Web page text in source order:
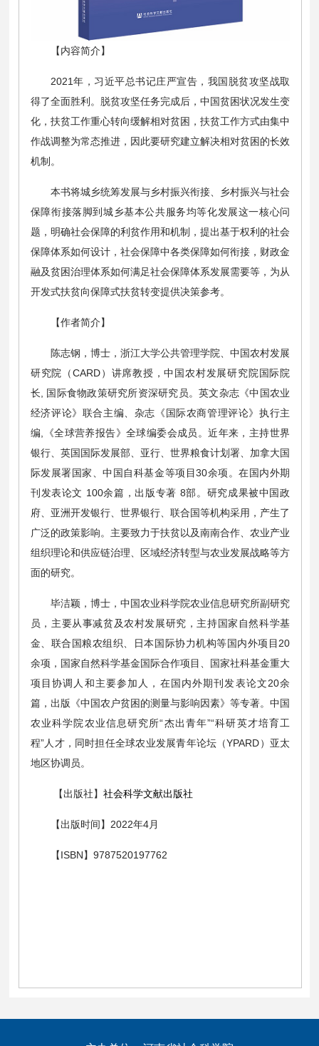
【内容简介】
2021年，习近平总书记庄严宣告，我国脱贫攻坚战取
得了全面胜利。脱贫攻坚任务完成后，中国贫困状况发生变
化，扶贫工作重心转向缓解相对贫困，扶贫工作方式由集中
作战调整为常态推进，因此要研究建立解决相对贫困的长效
机制。
本书将城乡统筹发展与乡村振兴衔接、乡村振兴与社会
保障衔接落脚到城乡基本公共服务均等化发展这一核心问
题，明确社会保障的利贫作用和机制，提出基于权利的社会
保障体系如何设计，社会保障中各类保障如何衔接，财政金
融及贫困治理体系如何满足社会保障体系发展需要等，为从
开发式扶贫向保障式扶贫转变提供决策参考。
【作者简介】
陈志钢，博士，浙江大学公共管理学院、中国农村发展
研究院（CARD）讲席教授，中国农村发展研究院国际院
长, 国际食物政策研究所资深研究员。英文杂志《中国农业
经济评论》联合主编、杂志《国际农商管理评论》执行主
编,《全球营养报告》全球编委会成员。近年来，主持世界
银行、英国国际发展部、亚行、世界粮食计划署、加拿大国
际发展署国家、中国自科基金等项目30余项。在国内外期
刊发表论文 100余篇，出版专著 8部。研究成果被中国政
府、亚洲开发银行、世界银行、联合国等机构采用，产生了
广泛的政策影响。主要致力于扶贫以及南南合作、农业产业
组织理论和供应链治理、区域经济转型与农业发展战略等方
面的研究。
毕洁颖，博士，中国农业科学院农业信息研究所副研究
员，主要从事减贫及农村发展研究，主持国家自然科学基
金、联合国粮农组织、日本国际协力机构等国内外项目20
余项，国家自然科学基金国际合作项目、国家社科基金重大
项目协调人和主要参加人，在国内外期刊发表论文20余
篇，出版《中国农户贫困的测量与影响因素》等专著。中国
农业科学院农业信息研究所“杰出青年”“科研英才培育工
程”人才，同时担任全球农业发展青年论坛（YPARD）亚太
地区协调员。
【出版社】 社会科学文献出版社
【出版时间】2022年4月
【ISBN】9787520197762